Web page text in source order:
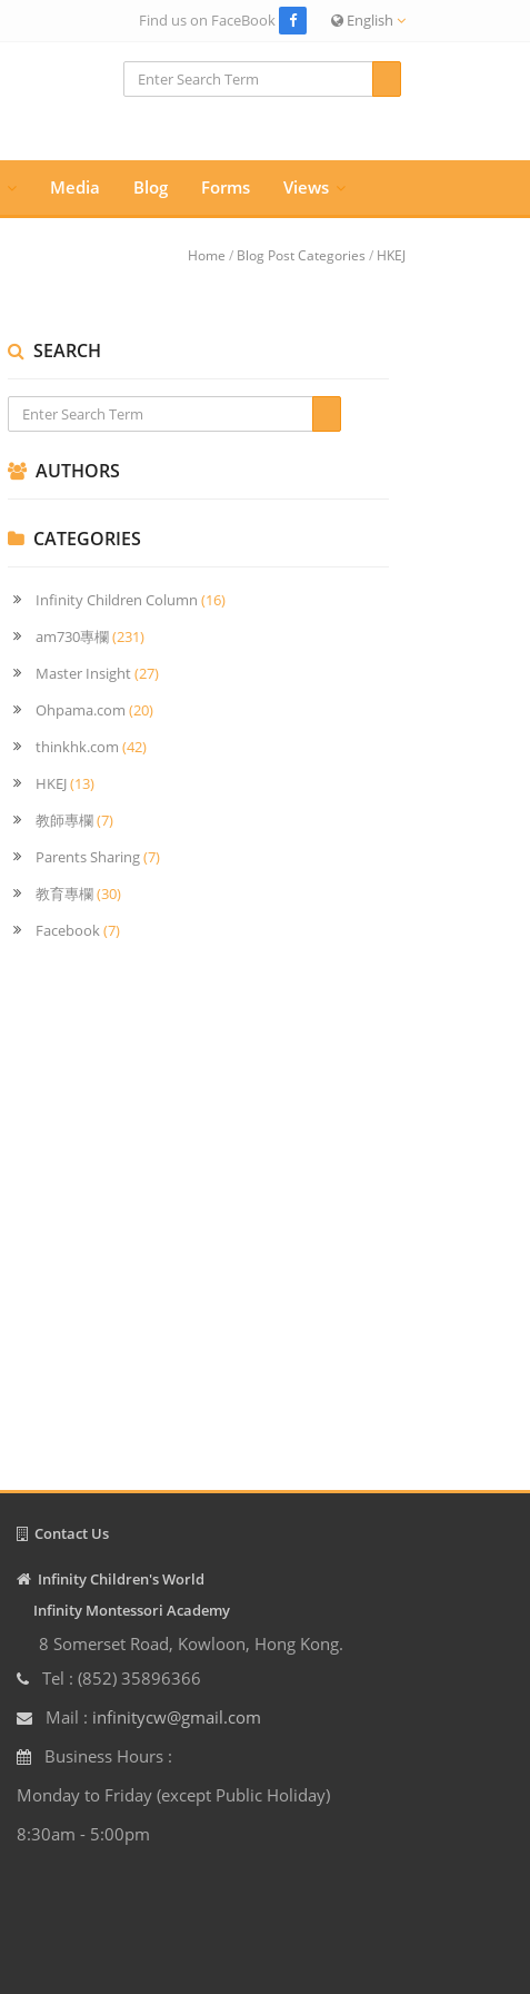
English
Find us on FaceBook
Media Blog Forms Views
Home / Blog Post Categories / HKEJ
SEARCH
AUTHORS
CATEGORIES
Infinity Children Column (16)
am730專欄(231)
Master Insight(27)
Ohpama.com (20)
thinkhk.com (42)
HKEJ(13)
教師專欄(7)
Parents Sharing(7)
教育專欄(30)
Facebook(7)
Contact Us
Infinity Children's World
Infinity Montessori Academy
8 Somerset Road, Kowloon, Hong Kong.
Tel : (852) 35896366
Mail : infinitycw@gmail.com
Business Hours :
Monday to Friday (except Public Holiday)
8:30am - 5:00pm